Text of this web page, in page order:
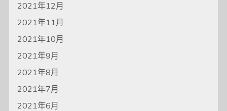
2021年12月
2021年11月
2021年10月
2021年9月
2021年8月
2021年7月
2021年6月